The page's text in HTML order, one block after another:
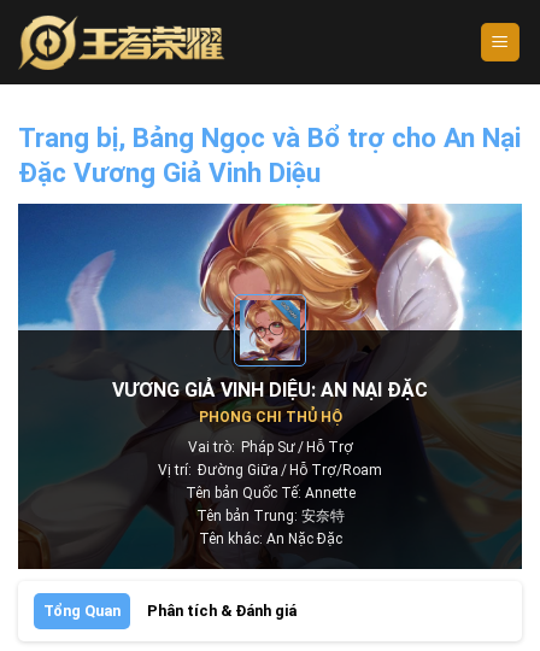
Skip
content
Trang bị, Bảng Ngọc và Bổ trợ cho An Nại
Đặc Vương Giả Vinh Diệu
VƯƠNG GIẢ VINH DIỆU: AN NẠI ĐẶC
PHONG CHI THỦ HỘ
Vai trò: Pháp Sư
Hỗ Trợ
Vị trí: Đường Giữa
Hỗ Trợ/Roam
Tên bản Quốc Tế: Annette
Tên bản Trung: 安奈特
Tên khác: An Nặc Đặc
Tổng Quan Phân tích & Đánh giá